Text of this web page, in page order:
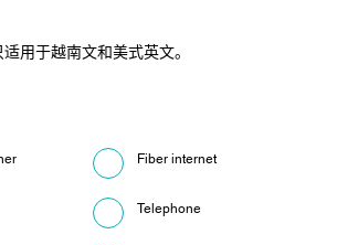
适用于越南文和美式英文。
Fiber internet
Telephone